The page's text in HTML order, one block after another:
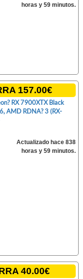
horas y 59 minutos.
157.00€
RX 7900XTX Black
AMD RDNA? 3 (RX-
Actualizado hace 838
horas y 59 minutos.
40.00€